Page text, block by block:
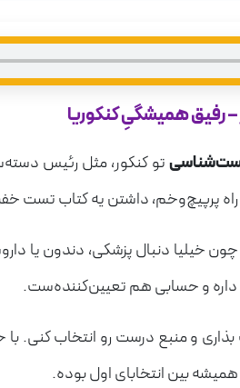
همیشگیِ کنکوریا
تو کنکور، مثل رئیس
راه پرپیچ‌وخم، داشتن یه کتاب تست
خیلیا دنبال پزشکی، دندون یا
داره و حسابی هم تعیین‌کننده‌ست.
و منبع درست رو انتخاب کنی. با
بین انتخابای اول بوده.